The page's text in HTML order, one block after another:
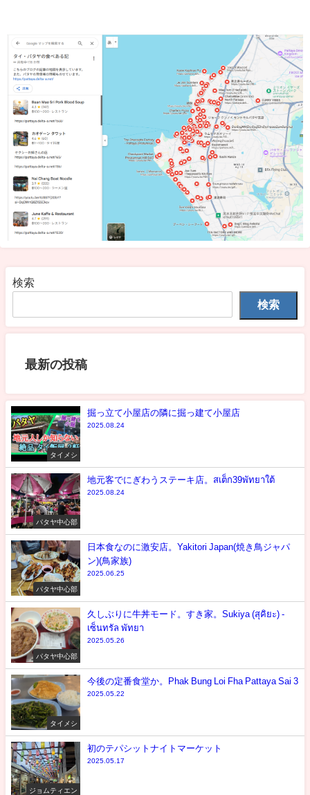
検索
検索
最新の投稿
タイメシ
掘っ立て小屋店の隣に掘っ建て小屋店
2025.08.24
パタヤ中心部
地元客でにぎわうステーキ店。สเต็ก39พัทยาใต้
2025.08.24
パタヤ中心部
日本食なのに激安店。Yakitori Japan(焼き鳥ジャパ
ン)(鳥家族)
2025.06.25
パタヤ中心部
久しぶりに牛丼モード。すき家。Sukiya (สุคิยะ) -
เซ็นทรัล พัทยา
2025.05.26
タイメシ
今後の定番食堂か。Phak Bung Loi Fha Pattaya Sai 3
2025.05.22
ジョムティエン
初のテパシットナイトマーケット
2025.05.17